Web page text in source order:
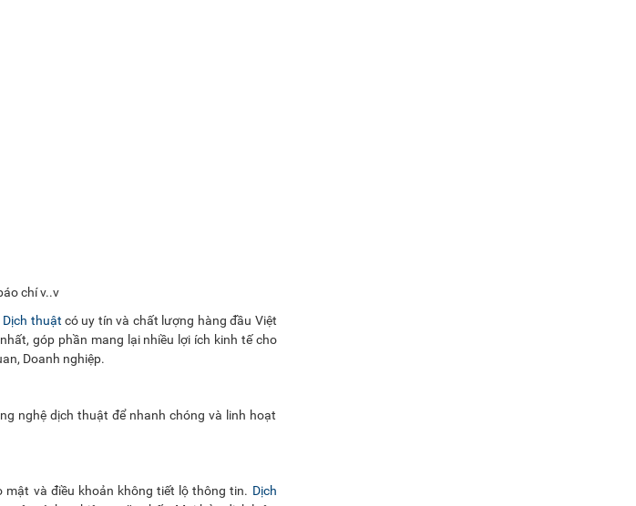
chí v..v
Dịch thuật có uy tín và chất lượng hàng đầu Việt
góp phần mang lại nhiều lợi ích kinh tế cho
Doanh nghiệp.
nghệ dịch thuật để nhanh chóng và linh hoạt
và điều khoản không tiết lộ thông tin. Dịch